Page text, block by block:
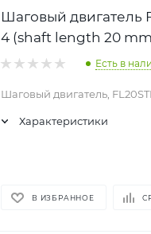
Шаговый двигатель
4 (shaft length 20
Есть в
Шаговый двигатель,
Характеристики
В ИЗБРАННОЕ